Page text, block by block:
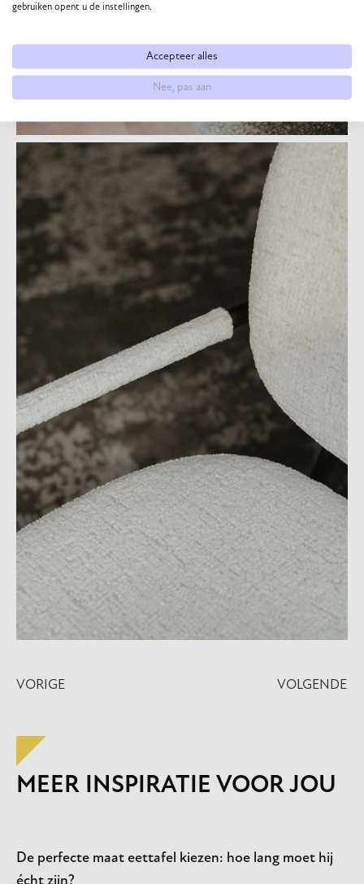
VORIGE VOLGENDE
MEER INSPIRATIE VOOR JOU
De perfecte maat eettafel kiezen: hoe lang moet hij
écht zijn?
gebruiken opent u de instellingen.
Accepteer alles
Nee, pas aan